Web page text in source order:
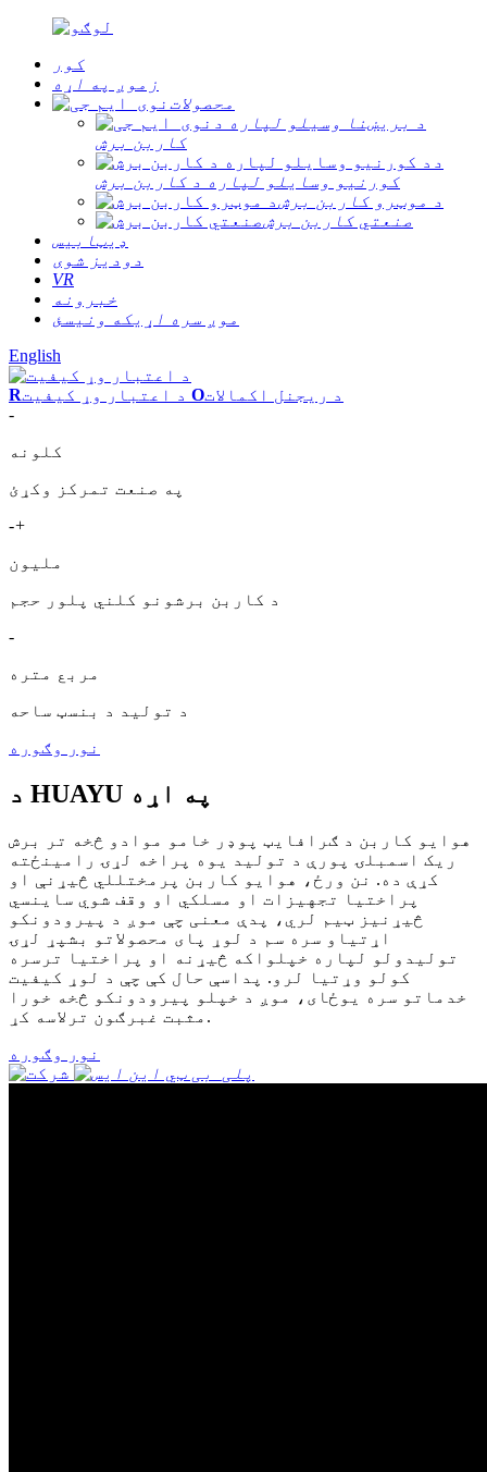
کور
زموږ په اړه
محصولات
د بریښنا وسیلو لپاره د
کاربن برش
د
کورنیو وسایلو لپاره د کاربن برش
د موټرو کاربن برش
صنعتي کاربن برش
ډیټابیس
دودیز شوی
VR
خبرونه
موږ سره اړیکه ونیسئ
English
Rد اعتبار وړ کیفیت Oد ریجنل اکمالات
-
کلونه
په صنعت تمرکز وکړئ
-+
ملیون
د کاربن برشونو کلني پلور حجم
-
مربع متره
د تولید د بنسټ ساحه
نور وګوره
د HUAYU په اړه
هوایو کاربن د ګرافایټ پوډر خامو موادو څخه تر برش
ریک اسمبلۍ پورې د تولید یوه پراخه لړۍ رامینځته
کړې ده. نن ورځ، هوایو کاربن پرمختللي څیړنې او
پراختیا تجهیزات او مسلکي او وقف شوي ساینسي
څیړنیز ټیم لري، پدې معنی چې موږ د پیرودونکو
اړتیاو سره سم د لوړ پای محصولاتو بشپړ لړۍ
تولیدولو لپاره خپلواکه څیړنه او پراختیا ترسره
کولو وړتیا لرو. پداسې حال کې چې د لوړ کیفیت
خدماتو سره یوځای، موږ د خپلو پیرودونکو څخه خورا
مثبت غبرګون ترلاسه کړ.
نور وګوره